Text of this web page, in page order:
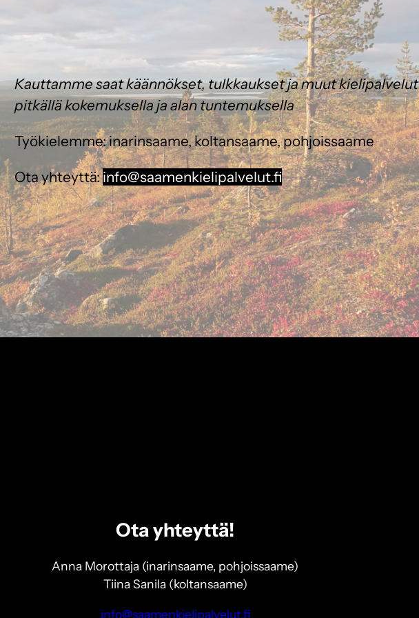
Kauttamme saat käännökset, tulkkaukset ja muut kielipalvelut
pitkällä kokemuksella ja alan tuntemuksella
Työkielemme: inarinsaame, koltansaame, pohjoissaame
Ota yhteyttä:info@saamenkielipalvelut.fi
Ota yhteyttä!
Anna Morottaja (inarinsaame, pohjoissaame)
Tiina Sanila (koltansaame)
info@saamenkielipalvelut.fi